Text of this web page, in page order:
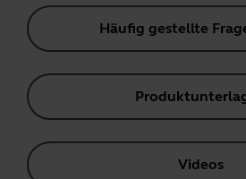
Häufig gestellte
Videos